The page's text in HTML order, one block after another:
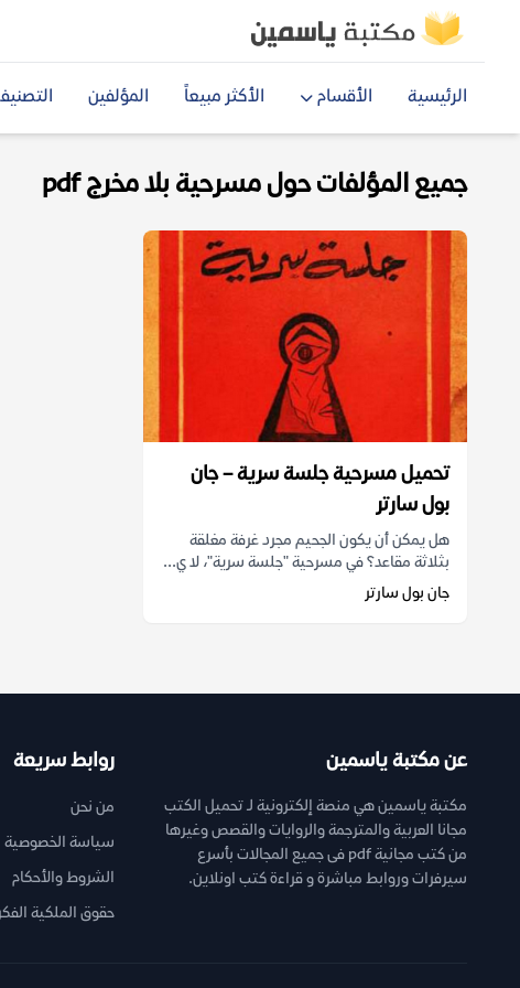
الرئيسية الأقسام الأكثر مبيعاً المؤلفين
جميع المؤلفات حول مسرحية بلا مخرج pdf
تحميل مسرحية جلسة سرية – جان
بول سارتر
هل يمكن أن يكون الجحيم مجرد غرفة مغلقة
بثلاثة مقاعد؟ في مسرحية "جلسة سرية"، لا ي...
جان بول سارتر
عن مكتبة ياسمين
مكتبة ياسمين هي منصة إلكترونية لـ تحميل الكتب
مجانا العربية والمترجمة والروايات والقصص وغيرها
من كتب مجانية pdf فى جميع المجالات بأسرع
سيرفرات وروابط مباشرة و قراءة كتب اونلاين.
روابط سريعة
من نحن
سياسة الخصوصية
الشروط والأحكام
حقوق الملكية